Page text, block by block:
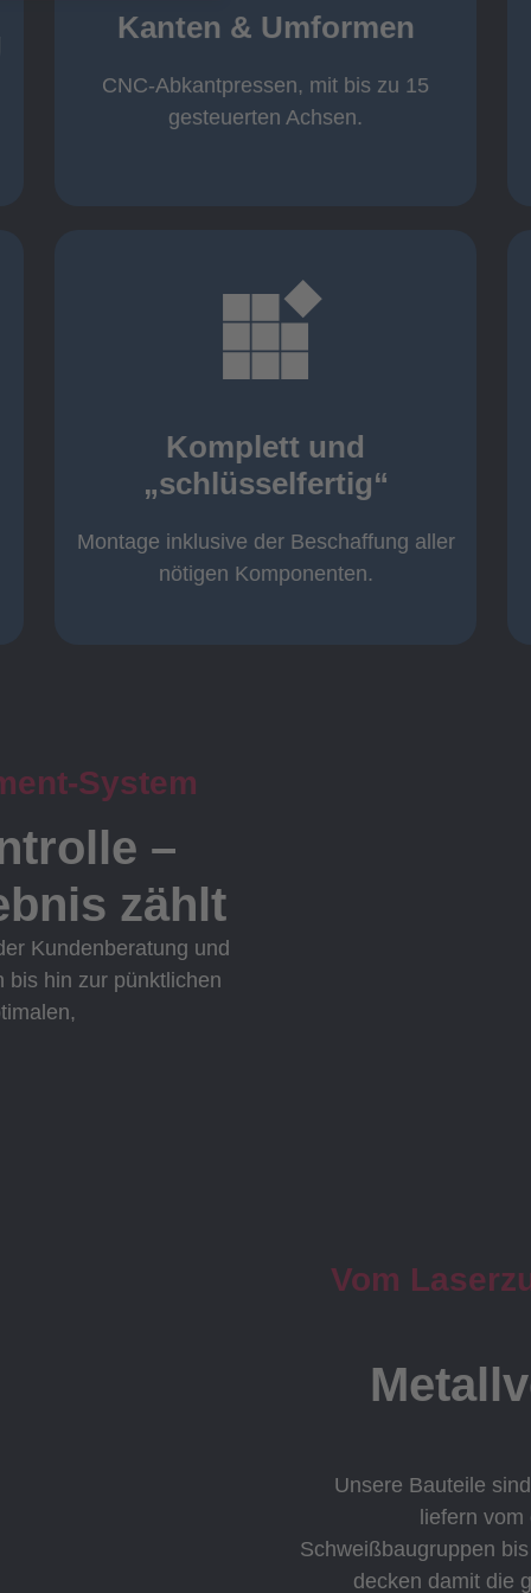
Kanten & Umformen
CNC-Abkantpressen, mit bis zu 15
gesteuerten Achsen.
Kanten & Umformen
von 160 kN bis 4000 kN
von 600 mm bis 4000 mm
Komplett und
„schlüsselfertig“
Montage inklusive der Beschaffung aller
nötigen Komponenten.
Komplett und
„schlüsselfertig“:
Komponenten von Elting
mehr erfahren
System
–
zählt
Kundenberatung und
bis hin zur pünktlichen
Vom
Unsere Bauteile
liefern vom
Schweißbaugruppen
decken damit die